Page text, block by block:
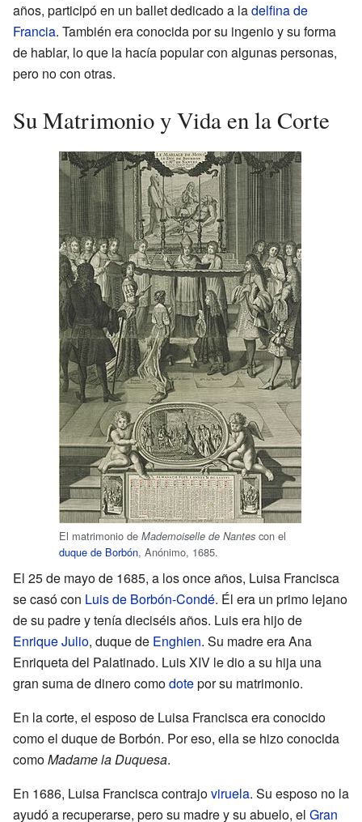
años, participó en un ballet dedicado a ladelfina de
Francia. También era conocida por su ingenio y su forma
de hablar, lo que la hacía popular con algunas personas,
pero no con otras.
Su Matrimonio y Vida en la Corte
El matrimonio de Mademoiselle de Nantes con el
duque de Borbón, Anónimo, 1685.
El 25 de mayo de 1685, a los once años, Luisa Francisca
se casó con Luis de Borbón-Condé. Él era un primo lejano
de su padre y tenía dieciséis años. Luis era hijo de
Enrique Julio, duque de Enghien. Su madre era Ana
Enriqueta del Palatinado. Luis XIV le dio a su hija una
gran suma de dinero comodotepor su matrimonio.
En la corte, el esposo de Luisa Francisca era conocido
como el duque de Borbón. Por eso, ella se hizo conocida
comoMadame la Duquesa.
En 1686, Luisa Francisca contrajoviruela. Su esposo no la
ayudó a recuperarse, pero su madre y su abuelo, el Gran